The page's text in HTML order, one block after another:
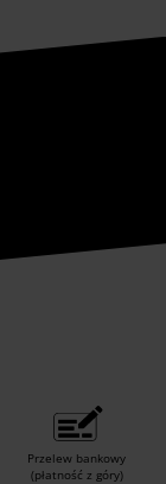
Przelew bankowy
(płatność z góry)